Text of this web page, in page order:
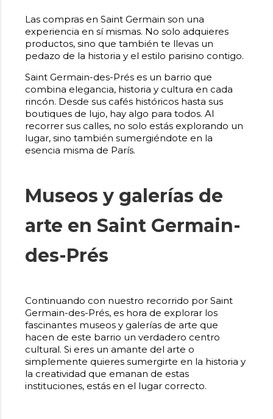
Las compras en Saint Germain son una
experiencia en sí mismas. No solo adquieres
productos, sino que también te llevas un
pedazo de la historia y el estilo parisino contigo.
Saint Germain-des-Prés es un barrio que
combina elegancia, historia y cultura en cada
rincón. Desde sus cafés históricos hasta sus
boutiques de lujo, hay algo para todos. Al
recorrer sus calles, no solo estás explorando un
lugar, sino también sumergiéndote en la
esencia misma de París.
Museos y galerías de
arte en Saint Germain-
des-Prés
Continuando con nuestro recorrido por Saint
Germain-des-Prés, es hora de explorar los
fascinantes museos y galerías de arte que
hacen de este barrio un verdadero centro
cultural. Si eres un amante del arte o
simplemente quieres sumergirte en la historia y
la creatividad que emanan de estas
instituciones, estás en el lugar correcto.